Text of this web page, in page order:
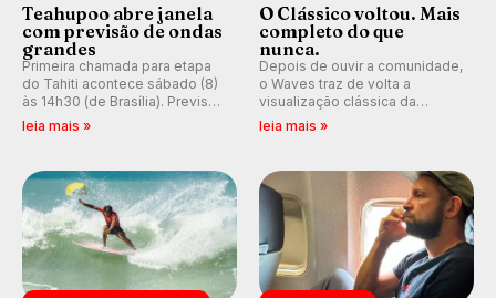
Teahupoo abre janela
com previsão de ondas
grandes
Primeira chamada para etapa
do Tahiti acontece sábado (8)
às 14h30 (de Brasília). Previsão
indica swell consistente.
Medina embarca para evento e
Kelly Slater convidado.
leia mais »
O Clássico voltou. Mais
completo do que
nunca.
Depois de ouvir a comunidade,
o Waves traz de volta a
visualização clássica da
previsão de águas rasas,
agora integrada à nova
ondas para até 16 dias.
leia mais »